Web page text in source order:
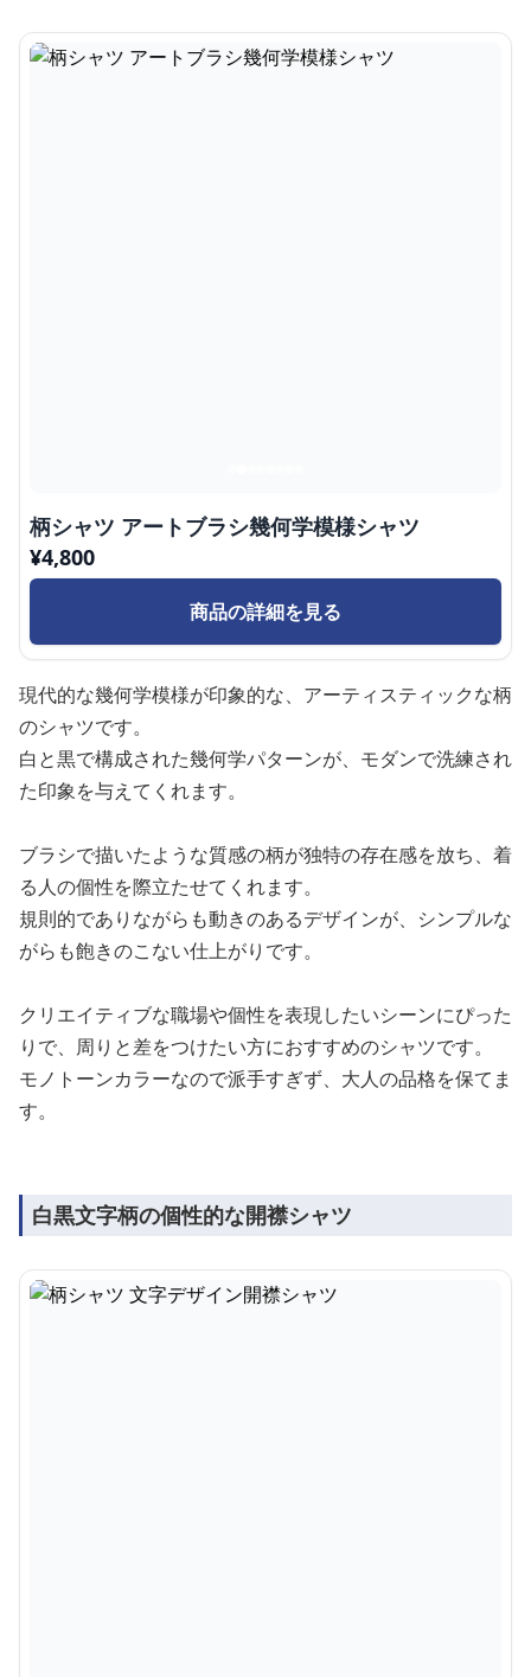
柄シャツ アートブラシ幾何学模様シャツ
¥4,800
商品の詳細を見る
現代的な幾何学模様が印象的な、アーティスティックな柄
のシャツです。
白と黒で構成された幾何学パターンが、モダンで洗練され
た印象を与えてくれます。
ブラシで描いたような質感の柄が独特の存在感を放ち、着
る人の個性を際立たせてくれます。
規則的でありながらも動きのあるデザインが、シンプルな
がらも飽きのこない仕上がりです。
クリエイティブな職場や個性を表現したいシーンにぴった
りで、周りと差をつけたい方におすすめのシャツです。
モノトーンカラーなので派手すぎず、大人の品格を保てま
す。
白黒文字柄の個性的な開襟シャツ